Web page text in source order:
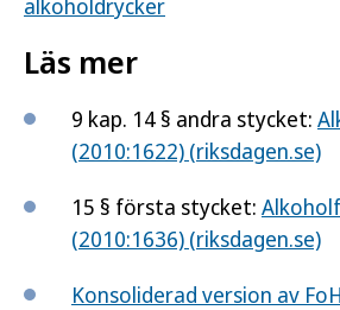
alkoholdrycker
Läs mer
9 kap. 14 § andra stycket:
(2010:1622) (riksdagen.se)
15 § första stycket:
(2010:1636) (riksdagen.se)
Konsoliderad version av